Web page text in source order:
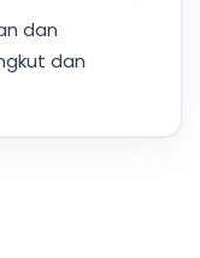
dan
dan